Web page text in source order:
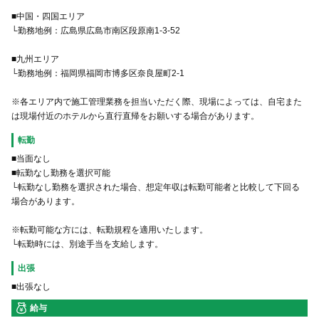
■中国・四国エリア
└勤務地例：広島県広島市南区段原南1-3-52
■九州エリア
└勤務地例：福岡県福岡市博多区奈良屋町2-1
※各エリア内で施工管理業務を担当いただく際、現場によっては、自宅また
は現場付近のホテルから直行直帰をお願いする場合があります。
転勤
■当面なし
■転勤なし勤務を選択可能
└転勤なし勤務を選択された場合、想定年収は転勤可能者と比較して下回る
場合があります。
※転勤可能な方には、転勤規程を適用いたします。
└転勤時には、別途手当を支給します。
出張
■出張なし
給与